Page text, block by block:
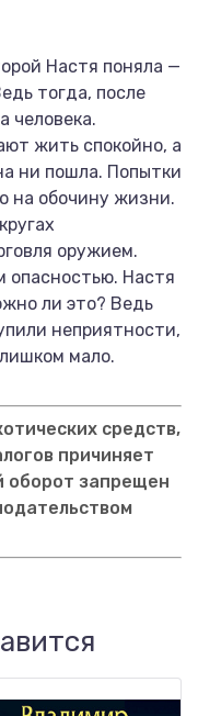
Настя поняла —
тогда, после
человека.
жить спокойно, а
ни пошла. Попытки
на обочину жизни.
оружием.
Настя
ли это? Ведь
неприятности,
мало.
средств,
причиняет
оборот запрещен